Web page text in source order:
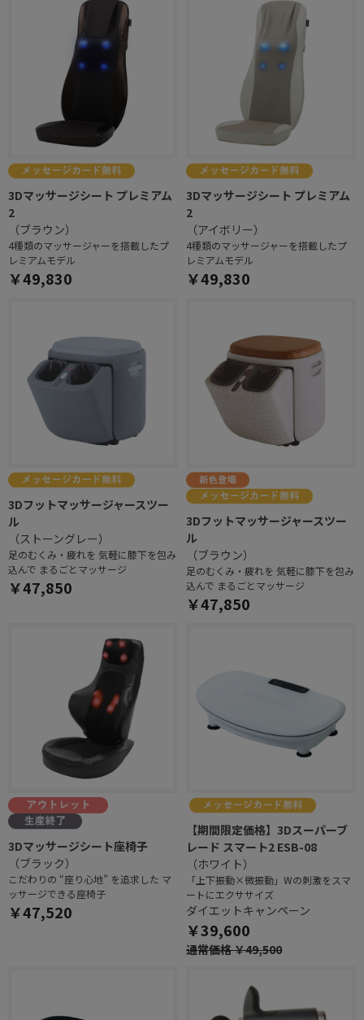
3Dマッサージシート プレミアム
2
（ブラウン）
4種類のマッサージャーを搭載したプ
レミアムモデル
￥49,830
3Dマッサージシート プレミアム
2
（アイボリー）
4種類のマッサージャーを搭載したプ
レミアムモデル
￥49,830
3Dフットマッサージャースツー
ル
（ストーングレー）
足のむくみ・疲れを 気軽に膝下を包み
込んで まるごとマッサージ
￥47,850
3Dフットマッサージャースツー
ル
（ブラウン）
足のむくみ・疲れを 気軽に膝下を包み
込んで まるごとマッサージ
￥47,850
3Dマッサージシート座椅子
（ブラック）
こだわりの “座り心地” を追求した マ
ッサージできる座椅子
￥47,520
【期間限定価格】3Dスーパーブ
レード スマート2 ESB-08
（ホワイト）
「上下振動×微振動」Wの刺激をスマ
ートにエクササイズ
ダイエットキャンペーン
￥39,600
通常価格 ￥49,500